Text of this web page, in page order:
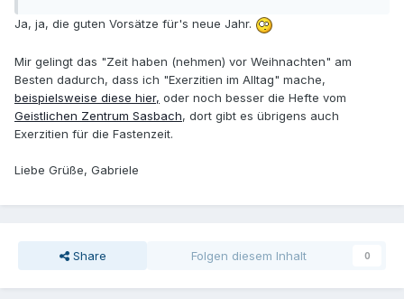
Ja, ja, die guten Vorsätze für's neue Jahr.
Mir gelingt das "Zeit haben (nehmen) vor Weihnachten" am
Besten dadurch, dass ich "Exerzitien im Alltag" mache,
beispielsweise diese hier, oder noch besser die Hefte vom
Geistlichen Zentrum Sasbach, dort gibt es übrigens auch
Exerzitien für die Fastenzeit.
Liebe Grüße, Gabriele
Share Folgen diesem Inhalt 0